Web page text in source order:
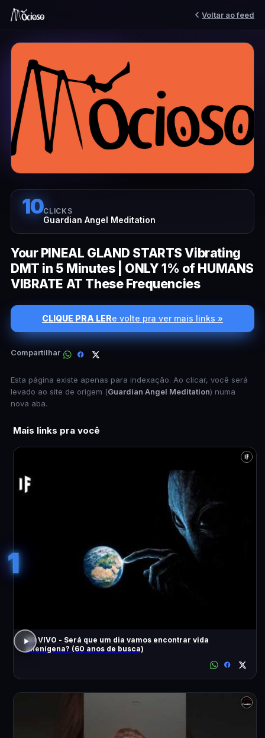
Voltar ao feed
10CLICKS
Guardian Angel Meditation
Your PINEAL GLAND STARTS Vibrating
DMT in 5 Minutes | ONLY 1% of HUMANS
VIBRATE AT These Frequencies
CLIQUE PRA LERe volte pra ver mais links »
Compartilhar
Esta página existe apenas para indexação. Ao clicar, você será
levado ao site de origem (Guardian Angel Meditation) numa
nova aba.
Mais links pra você
1
AO VIVO - Será que um dia vamos encontrar vida
alienígena? (60 anos de busca)